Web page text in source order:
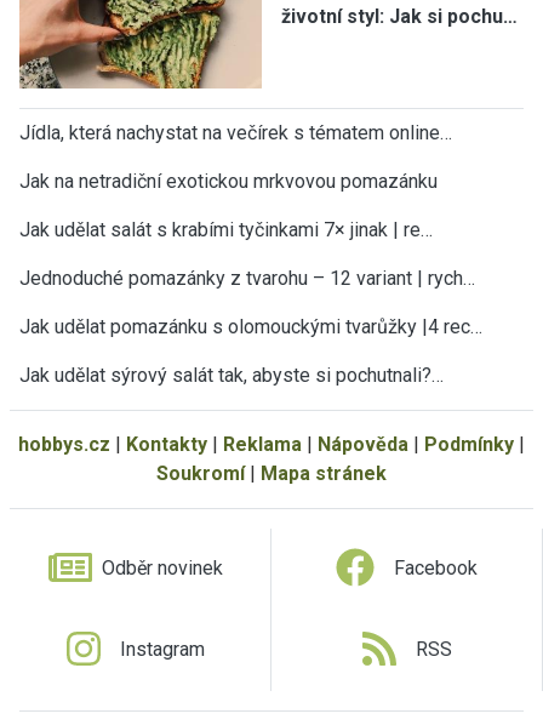
životní styl: Jak si pochu…
Jídla, která nachystat na večírek s tématem online…
Jak na netradiční exotickou mrkvovou pomazánku
Jak udělat salát s krabími tyčinkami 7× jinak | re…
Jednoduché pomazánky z tvarohu – 12 variant | rych…
Jak udělat pomazánku s olomouckými tvarůžky |4 rec…
Jak udělat sýrový salát tak, abyste si pochutnali?…
hobbys.cz | Kontakty | Reklama | Nápověda | Podmínky |
Soukromí| Mapa stránek
Odběr novinek Facebook
Instagram RSS